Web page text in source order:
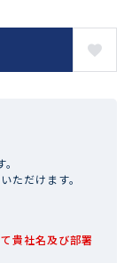
ただけます。
貴社名及び部署